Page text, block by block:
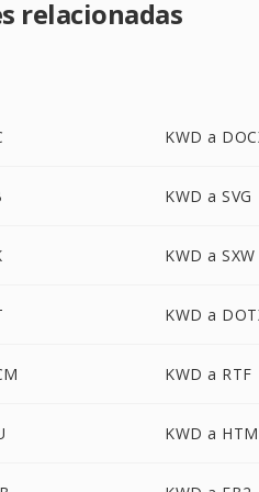
relacionadas
KWD a
KWD a SVG
KWD a SXW
KWD a
KWD a RTF
KWD a